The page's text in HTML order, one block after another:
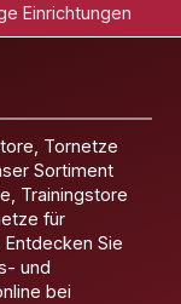
Einrichtungen
Tornetze
Sortiment
Trainingstore
für
Sie
und
bei